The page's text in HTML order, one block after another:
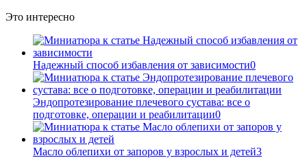
Это интересно
Надежный способ избавления от зависимости0
Эндопротезирование плечевого сустава: все о
подготовке, операции и реабилитации0
Масло облепихи от запоров у взрослых и детей3